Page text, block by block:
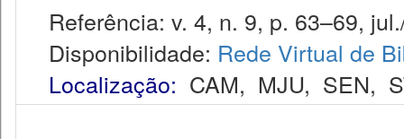
Referência: v. 4, n. 9, p. 63–69,
Disponibilidade: Rede Virtual de
Localização: CAM, MJU, SEN,